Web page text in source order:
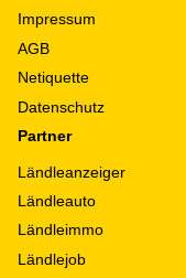
Impressum
AGB
Netiquette
Datenschutz
Partner
Ländleanzeiger
Ländleauto
Ländleimmo
Ländlejob